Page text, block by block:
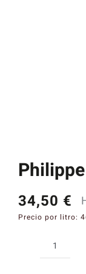
Catas y
34,50 €
Precio por litro:
Philippe